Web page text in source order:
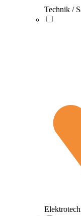
Technik /